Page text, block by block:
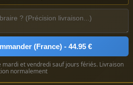
(France) - 44.95 €
mardi et vendredi sauf jours fériés. Livraison
normalement